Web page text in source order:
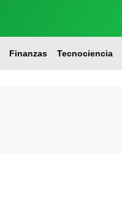
Finanzas Tecnociencia